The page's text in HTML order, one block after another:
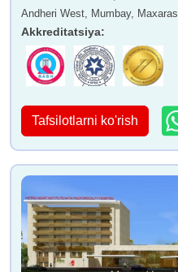
Andheri West, Mumbay,
Akkreditatsiya:
Tafsilotlarni ko'rish